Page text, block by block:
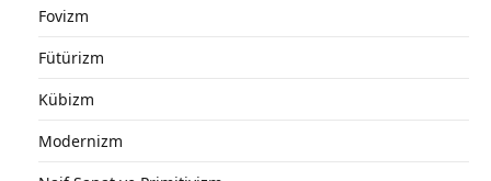
Fovizm
Fütürizm
Kübizm
Modernizm